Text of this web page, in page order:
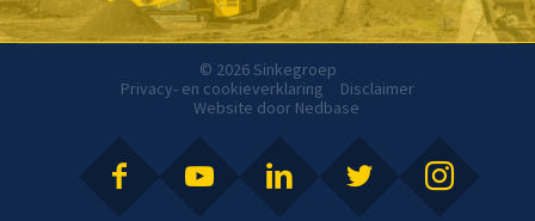
© 2026 Sinkegroep
Privacy- en cookieverklaring
Disclaimer
Website door Nedbase